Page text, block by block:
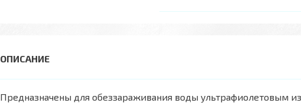
Предназначены для обеззараживания воды ультрафиолетовым